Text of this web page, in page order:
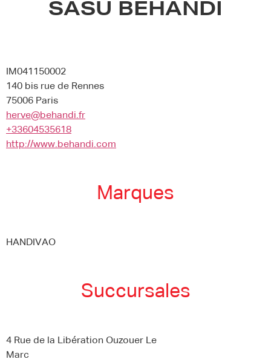
SASU BEHANDI
IM041150002
140 bis rue de Rennes
75006 Paris
herve@behandi.fr
+33604535618
http://www.behandi.com
Marques
HANDIVAO
Succursales
4 Rue de la Libération Ouzouer Le
Marc